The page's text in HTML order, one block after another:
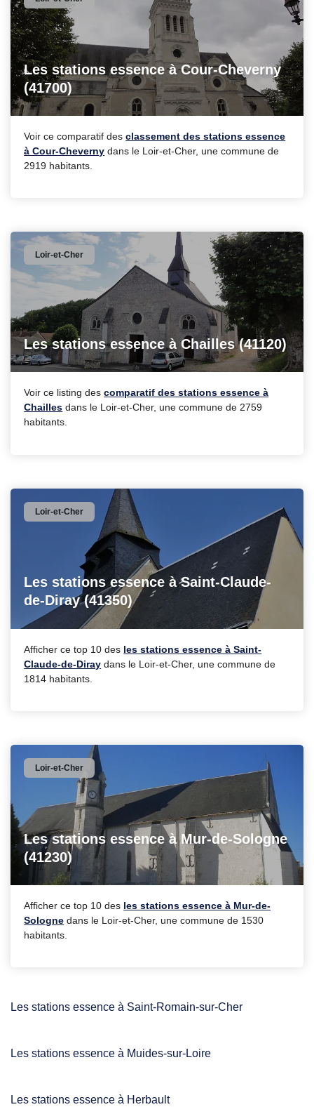
Les stations essence à Cour-Cheverny
(41700)
Voir ce comparatif desclassement des stations essence
à Cour-Cheverny dans le Loir-et-Cher, une commune de
2919 habitants.
Les stations essence à Chailles (41120)
Loir-et-Cher
Voir ce listing descomparatif des stations essence à
Chailles dans le Loir-et-Cher, une commune de 2759
habitants.
Les stations essence à Saint-Claude-
de-Diray (41350)
Loir-et-Cher
Afficher ce top 10 des les stations essence à Saint-
Claude-de-Diray dans le Loir-et-Cher, une commune de
1814 habitants.
Les stations essence à Mur-de-Sologne
(41230)
Loir-et-Cher
Afficher ce top 10 des les stations essence à Mur-de-
Sologne dans le Loir-et-Cher, une commune de 1530
habitants.
Les stations essence à Saint-Romain-sur-Cher
Les stations essence à Muides-sur-Loire
Les stations essence à Herbault